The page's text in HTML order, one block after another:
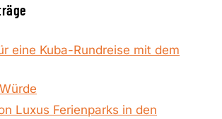
eine Kuba-Rundreise mit dem
Luxus Ferienparks in den